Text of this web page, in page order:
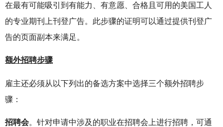
在最有可能吸引到有能力、有意愿、合格且可用的美国工人
的专业期刊上刊登广告。此步骤的证明可以通过提供刊登广
告的页面副本来满足。
额外招聘步骤
雇主还必须从以下列出的备选方案中选择三个额外招聘步
骤：
招聘会。针对申请中涉及的职业在招聘会上进行招聘，可通